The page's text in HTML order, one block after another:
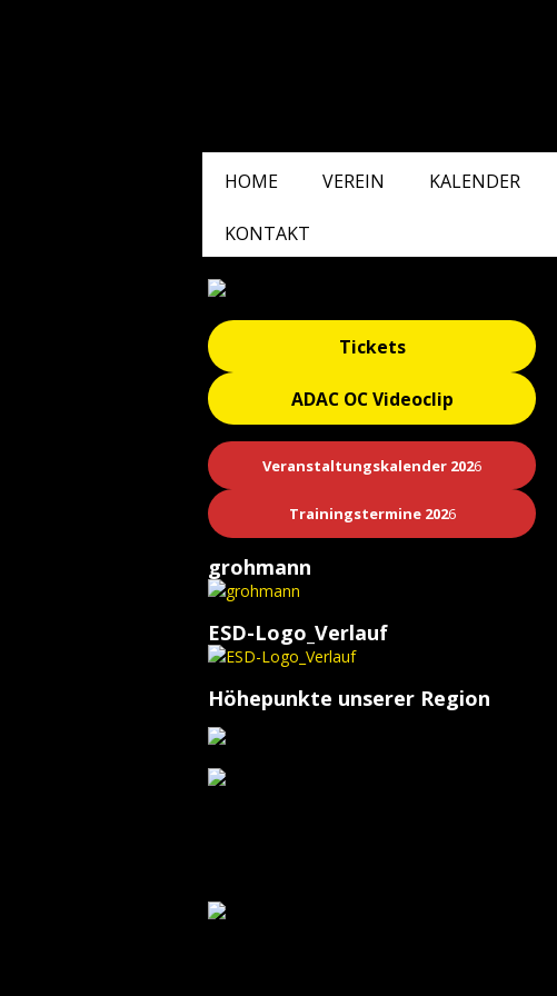
HOME VEREIN KALENDER
KONTAKT
Tickets
ADAC OC Videoclip
Veranstaltungskalender 2026
Trainingstermine 2026
grohmann
ESD-Logo_Verlauf
Höhepunkte unserer Region